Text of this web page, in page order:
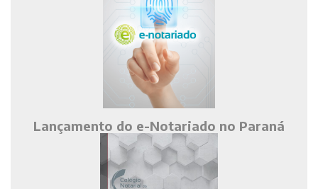
Lançamento do e-Notariado no Paraná